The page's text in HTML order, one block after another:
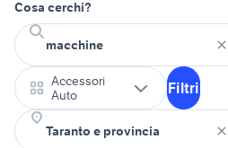
Cosa cerchi?
Accessori
Auto
Filtri